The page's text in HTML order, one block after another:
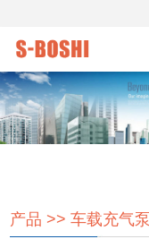
产品 >>车载充气泵